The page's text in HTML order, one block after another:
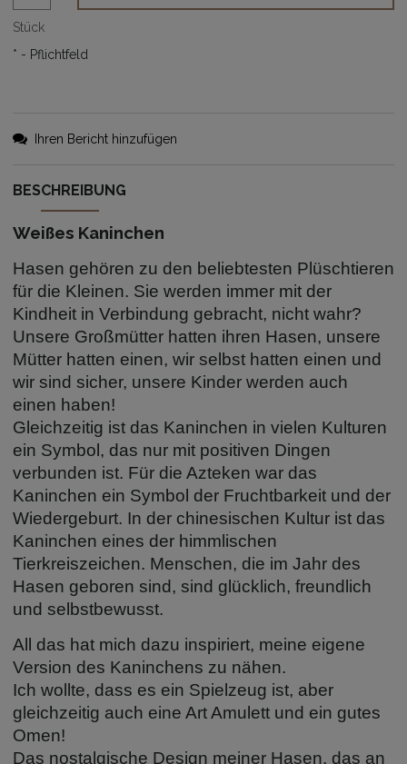
Stück
* - Pflichtfeld
Ihren Bericht hinzufügen
BESCHREIBUNG
Weißes Kaninchen
Hasen gehören zu den beliebtesten Plüschtieren
für die Kleinen. Sie werden immer mit der
Kindheit in Verbindung gebracht, nicht wahr?
Unsere Großmütter hatten ihren Hasen, unsere
Mütter hatten einen, wir selbst hatten einen und
wir sind sicher, unsere Kinder werden auch
einen haben!
Gleichzeitig ist das Kaninchen in vielen Kulturen
ein Symbol, das nur mit positiven Dingen
verbunden ist. Für die Azteken war das
Kaninchen ein Symbol der Fruchtbarkeit und der
Wiedergeburt. In der chinesischen Kultur ist das
Kaninchen eines der himmlischen
Tierkreiszeichen. Menschen, die im Jahr des
Hasen geboren sind, sind glücklich, freundlich
und selbstbewusst.
All das hat mich dazu inspiriert, meine eigene
Version des Kaninchens zu nähen.
Ich wollte, dass es ein Spielzeug ist, aber
gleichzeitig auch eine Art Amulett und ein gutes
Omen!
Das nostalgische Design meiner Hasen, das an